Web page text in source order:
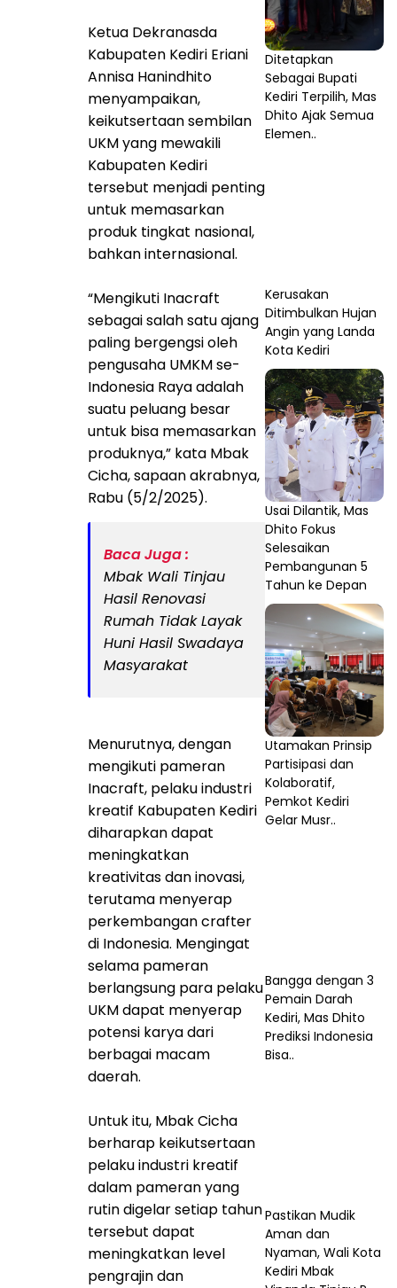
Ketua Dekranasda
Kabupaten Kediri Eriani
Annisa Hanindhito
menyampaikan,
keikutsertaan sembilan
UKM yang mewakili
Kabupaten Kediri
tersebut menjadi penting
untuk memasarkan
produk tingkat nasional,
bahkan internasional.
“Mengikuti Inacraft
sebagai salah satu ajang
paling bergengsi oleh
pengusaha UMKM se-
Indonesia Raya adalah
suatu peluang besar
untuk bisa memasarkan
produknya,” kata Mbak
Cicha, sapaan akrabnya,
Rabu (5/2/2025).
Baca Juga :
Mbak Wali Tinjau
Hasil Renovasi
Rumah Tidak Layak
Huni Hasil Swadaya
Masyarakat
Menurutnya, dengan
mengikuti pameran
Inacraft, pelaku industri
kreatif Kabupaten Kediri
diharapkan dapat
meningkatkan
kreativitas dan inovasi,
terutama menyerap
perkembangan crafter
di Indonesia. Mengingat
selama pameran
berlangsung para pelaku
UKM dapat menyerap
potensi karya dari
berbagai macam
daerah.
Untuk itu, Mbak Cicha
berharap keikutsertaan
pelaku industri kreatif
dalam pameran yang
rutin digelar setiap tahun
tersebut dapat
meningkatkan level
pengrajin dan
Ditetapkan
Sebagai Bupati
Kediri Terpilih, Mas
Dhito Ajak Semua
Elemen..
Kerusakan
Ditimbulkan Hujan
Angin yang Landa
Kota Kediri
Usai Dilantik, Mas
Dhito Fokus
Selesaikan
Pembangunan 5
Tahun ke Depan
Utamakan Prinsip
Partisipasi dan
Kolaboratif,
Pemkot Kediri
Gelar Musr..
Bangga dengan 3
Pemain Darah
Kediri, Mas Dhito
Prediksi Indonesia
Bisa..
Pastikan Mudik
Aman dan
Nyaman, Wali Kota
Kediri Mbak